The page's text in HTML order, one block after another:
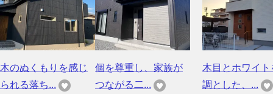
木のぬくもりを感じ
られる落ち...
個を尊重し、家族が
つながる二...
木目とホワイト
調とした、...